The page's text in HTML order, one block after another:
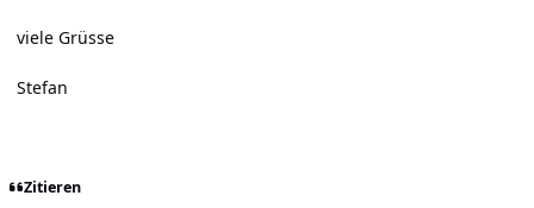
viele Grüsse
Stefan
Zitieren